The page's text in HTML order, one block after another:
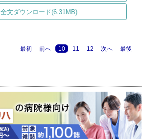
全文ダウンロード(6.31MB)
最初 前へ 10 11 12 次へ 最後